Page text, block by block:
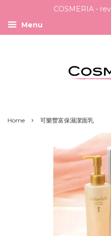
COSMERIA -
Menu
Home › 可樂豐富保濕潔面乳